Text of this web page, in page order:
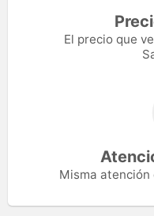
El precio que
Misma